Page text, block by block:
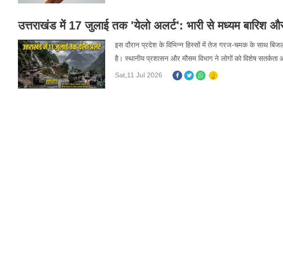
उत्तराखंड में 17 जुलाई तक 'येलो अलर्ट': भारी से मध्यम बारिश
इस दौरान प्रदेश के विभिन्न हिस्सों में तेज गरज-चमक के साथ
है। स्थानीय प्रशासन और मौसम विभाग ने लोगों को विशेष सतर्कता
Sat,11 Jul 2026